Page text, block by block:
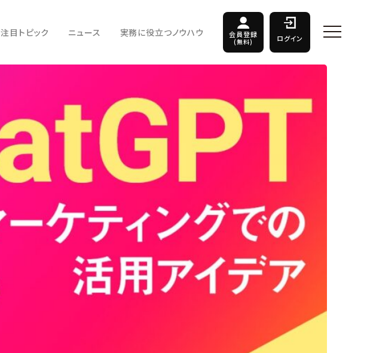
注目トピック ニュース 実務に役立つノウハウ 会員登録
(無料) ログイン